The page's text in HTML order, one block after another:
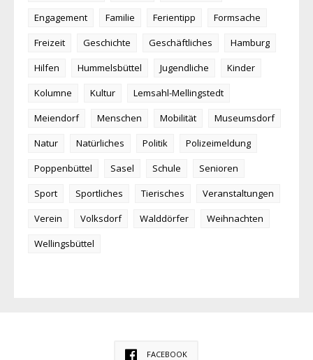
Engagement
Familie Ferientipp
Formsache
Freizeit
Geschichte Geschäftliches
Hamburg
Hilfen
Hummelsbüttel Jugendliche
Kinder
Kolumne
Kultur
Lemsahl-Mellingstedt
Meiendorf
Menschen Mobilität
Museumsdorf
Natur
Natürliches Politik
Polizeimeldung
Poppenbüttel
Sasel Schule
Senioren
Sport
Sportliches Tierisches
Veranstaltungen
Verein
Volksdorf Walddörfer
Weihnachten
Wellingsbüttel
FACEBOOK